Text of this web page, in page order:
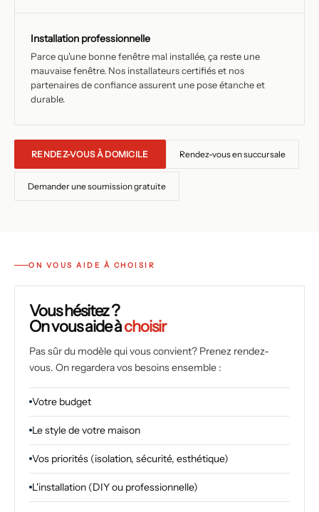
Installation professionnelle
Parce qu'une bonne fenêtre mal installée, ça reste une
mauvaise fenêtre. Nos installateurs certifiés et nos
partenaires de confiance assurent une pose étanche et
durable.
RENDEZ-VOUS À DOMICILE Rendez-vous en succursale
Demander une soumission gratuite
ON VOUS AIDE À CHOISIR
Vous hésitez ?
On vous aide àchoisir
Pas sûr du modèle qui vous convient? Prenez rendez-
vous. On regardera vos besoins ensemble :
Votre budget
Le style de votre maison
Vos priorités (isolation, sécurité, esthétique)
L'installation (DIY ou professionnelle)